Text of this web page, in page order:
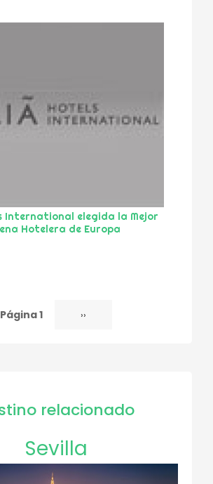
International elegida la Mejor
Hotelera de Europa
Página 1 Siguiente
››
relacionado
Sevilla